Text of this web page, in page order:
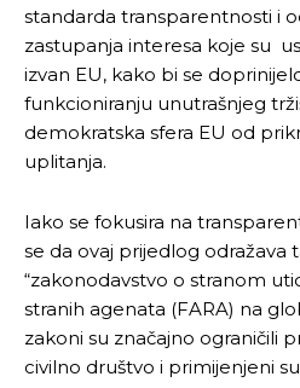
standarda transparentnosti i
zastupanja interesa koje su
izvan EU, kako bi se
funkcioniranju unutrašnjeg
demokratska sfera EU od
uplitanja.
Iako se fokusira na
se da ovaj prijedlog odražava
“zakonodavstvo o stranom
stranih agenata (FARA) na
zakoni su značajno ograničili
civilno društvo i primijenjeni